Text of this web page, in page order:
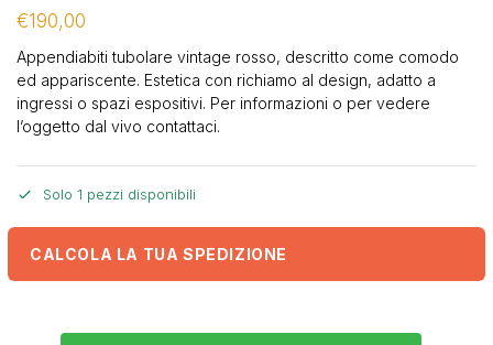
€190,00
Appendiabiti tubolare vintage rosso, descritto come comodo
ed appariscente. Estetica con richiamo al design, adatto a
ingressi o spazi espositivi. Per informazioni o per vedere
l’oggetto dal vivo contattaci.
Solo 1 pezzi disponibili
CALCOLA LA TUA SPEDIZIONE